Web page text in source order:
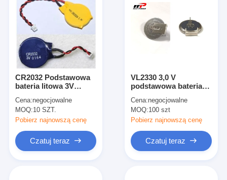
CR2032 Podstawowa
bateria litowa 3V
guzikowe wysokiego
napięcia
Cena:negocjowalne
MOQ:10 SZT.
Pobierz najnowszą cenę
Czatuj teraz
VL2330 3,0 V
podstawowa bateria
długotrwałej
wydajności
Cena:negocjowalne
MOQ:100 szt
Pobierz najnowszą cenę
Czatuj teraz